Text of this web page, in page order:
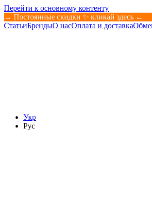
Перейти к основному контенту
→ Постоянные скидки ✨ кликай здесь ←
СтатьиБрендыО насОплата и доставка
Укр
Рус